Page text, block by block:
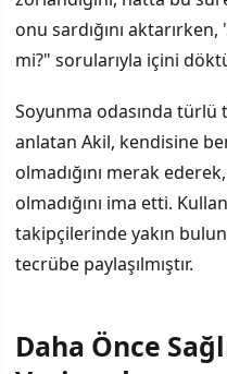
Özel Hayatındaki
onu sardığını
mi?" sorularıyla içini
Soyunma odasında türlü
anlatan Akil, kendisine
olmadığını merak
olmadığını ima etti.
takipçilerinde yakın
tecrübe paylaşılmıştır.
Daha Önce